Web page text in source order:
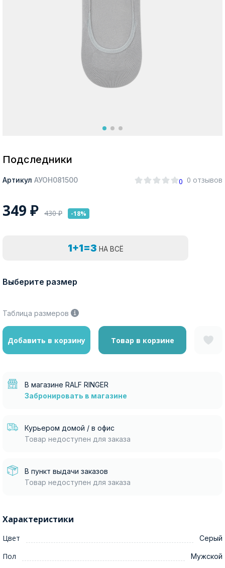
Подследники
Артикул АУОН081500 0 0 отзывов
349 ₽ 430₽ -18%
1+1=3 НА ВСЁ
Выберите размер
Таблица размеров
Добавить в корзину Товар в корзине
В магазине RALF RINGER
Забронировать в магазине
Курьером домой / в офис
Товар недоступен для заказа
В пункт выдачи заказов
Товар недоступен для заказа
Характеристики
Цвет Серый
Пол Мужской